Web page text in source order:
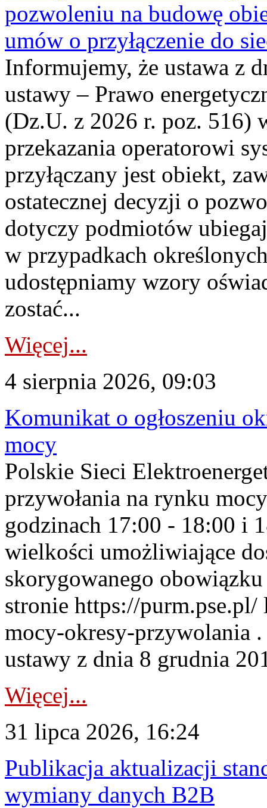
pozwoleniu na budowę
umów o przyłączenie do
Informujemy, że ustawa z
ustawy – Prawo
(Dz.U. z 2026 r. poz. 516)
przekazania operatorowi
przyłączany jest obiekt,
ostatecznej decyzji o
dotyczy podmiotów
w przypadkach
udostępniamy wzory
zostać...
Więcej...
4 sierpnia 2026, 09:03
Komunikat o ogłoszeniu
mocy
Polskie Sieci
przywołania na rynku
godzinach 17:00 - 18:00 i
wielkości umożliwiające
skorygowanego
stronie https://
mocy-okresy-przywolania
ustawy z dnia 8 grudnia
Więcej...
31 lipca 2026, 16:24
Publikacja aktualizacji
wymiany danych B2B